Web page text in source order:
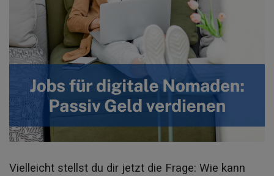
Vielleicht stellst du dir jetzt die Frage: Wie kann